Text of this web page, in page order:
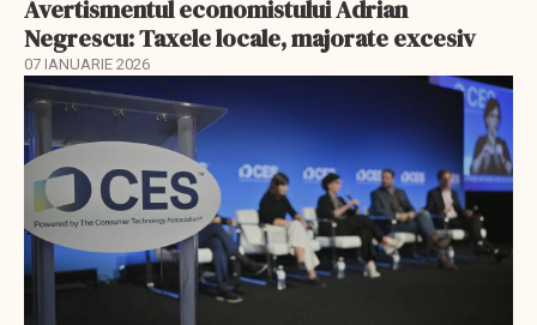
Avertismentul economistului Adrian
Negrescu: Taxele locale, majorate excesiv
07 IANUARIE 2026